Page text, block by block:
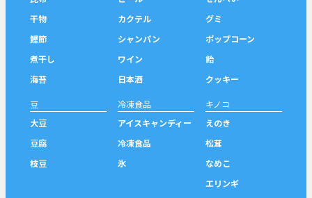
干物
鰹節
煮干し
海苔
カクテル
シャンパン
ワイン
日本酒
グミ
ポップコーン
飴
クッキー
豆
大豆
豆腐
枝豆
冷凍食品
アイスキャンディー
冷凍食品
氷
キノコ
えのき
松茸
なめこ
エリンギ